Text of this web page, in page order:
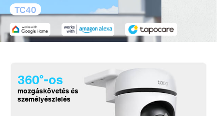
TC40
360°-os
mozgáskövetés és
személyészlelés